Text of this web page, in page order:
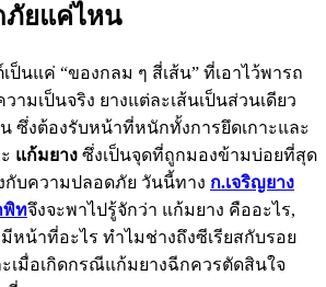
ภัยแค่ไหน
ป็นแค่ “ของกลม ๆ สี่เส้น” ที่เอาไว้พารถ
ามเป็นจริง ยางแต่ละเส้นเป็นส่วนเดียว
ซึ่งต้องรับหน้าที่หนักทั้งการยึดเกาะและ
แก้มยาง ซึ่งเป็นจุดที่ถูกมองข้ามบ่อยที่สุด
กับความปลอดภัย วันนี้ทาง ก.เจริญยาง
พิทจึงจะพาไปรู้จักว่า แก้มยาง คืออะไร,
หน้าที่อะไร ทำไมช่างถึงซีเรียสกับรอย
เมื่อเกิดกรณีแก้มยางฉีกควรตัดสินใจ